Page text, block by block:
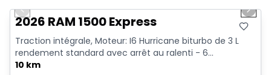
Previous slide Next
2026 RAM 1500 Express
Traction intégrale, Moteur: I6 Hurricane biturbo de 3 L
rendement standard avec arrêt au ralenti - 6...
10 km